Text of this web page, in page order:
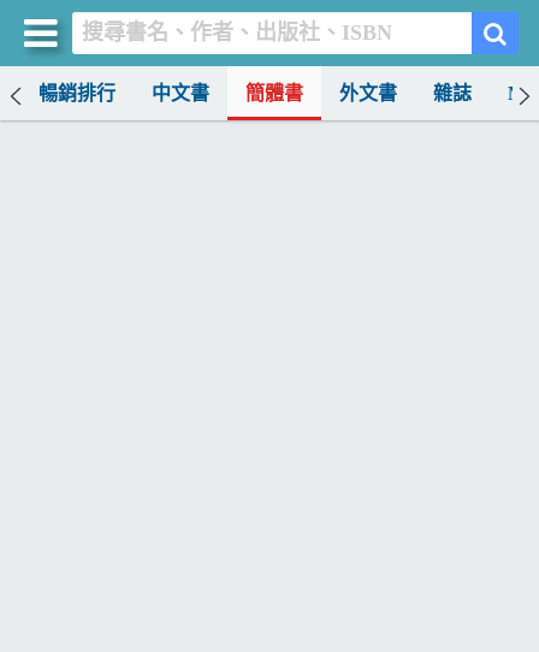
暢銷排行 中文書 簡體書 外文書 雜誌
買書網